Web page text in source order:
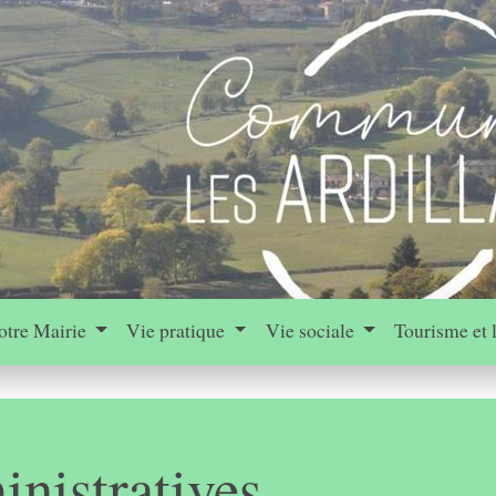
Mairie Vie pratique Vie sociale Tourisme et